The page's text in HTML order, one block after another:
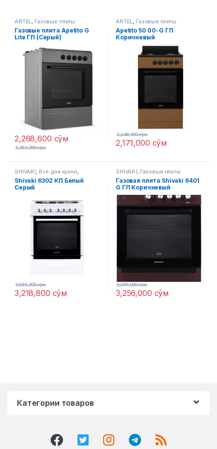
ARTEL, Газовые плиты
Газовые плитa Apetito G
Lite ГП (Серый)
2,268,600 сўм
2,352,000сўм
ARTEL, Газовые плиты
Apetito 50 00-G ГП
Коричневый
2,171,000 сўм
2,248,000сўм
SHIVAKI, Все для кухни,
Газовые плиты
Shivaki 6302 КП Белый
Серый
3,218,800 сўм
3,585,000сўм
SHIVAKI, Газовые плиты
Газовая плита Shivaki 6401
G ГП Коричневый
3,256,000 сўм
3,299,000сўм
Категории товаров